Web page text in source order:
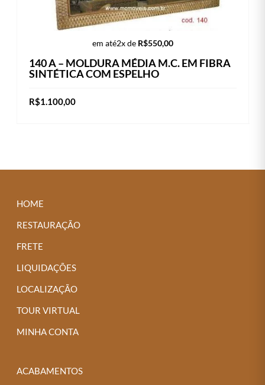
em até2x de R$550,00
140 A – MOLDURA MÉDIA M.C. EM FIBRA
SINTÉTICA COM ESPELHO
R$1.100,00
várias
HOME
RESTAURAÇÃO
FRETE
LIQUIDAÇÕES
LOCALIZAÇÃO
TOUR VIRTUAL
MINHA CONTA
ACABAMENTOS